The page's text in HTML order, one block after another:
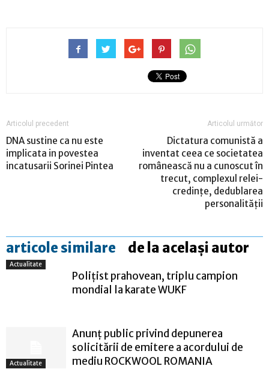
Articolul precedent
DNA sustine ca nu este
implicata in povestea
incatusarii Sorinei Pintea
Articolul următor
Dictatura comunistă a
inventat ceea ce societatea
românească nu a cunoscut în
trecut, complexul relei-
credinţe, dedublarea
personalităţii
articole similare de la același autor
Actualitate
Polițist prahovean, triplu campion
mondial la karate WUKF
Actualitate
Anunț public privind depunerea
solicitării de emitere a acordului de
mediu ROCKWOOL ROMANIA